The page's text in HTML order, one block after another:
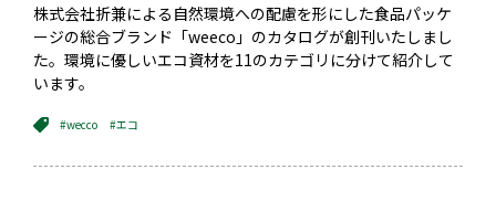
株式会社折兼による自然環境への配慮を形にした食品パッケ
ージの総合ブランド「weeco」のカタログが創刊いたしまし
た。環境に優しいエコ資材を11のカテゴリに分けて紹介して
います。
#wecco #エコ